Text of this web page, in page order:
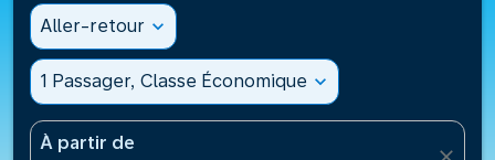
Aller-retour expand_more
1 Passager, Classe Économique expand_more
À partir de